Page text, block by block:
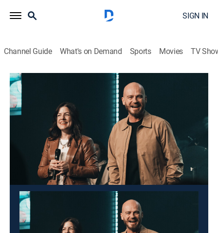
SIGN IN
Channel Guide What's on Demand Sports Movies TV
Más vida
Más vida
Religious 2026
Programa que tiene como objetivo enseñar y edificar a
la iglesia de Dios a través de la palabra y de
testimonios.
This content is currently unavailable with a DIRECTV
Package or Genre Pack.